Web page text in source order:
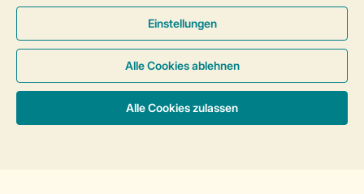
Cookies und Banner
Barrierefreiheit
© 2026 Landal GreenParks GmbH